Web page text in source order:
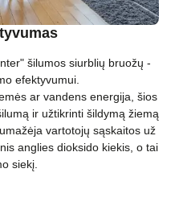
šilumos siurblių bruožų -
efektyvumui.
ar vandens energija, šios
ir užtikrinti šildymą žiemą
vartotojų sąskaitos už
anglies dioksido kiekis, o tai
siekį.